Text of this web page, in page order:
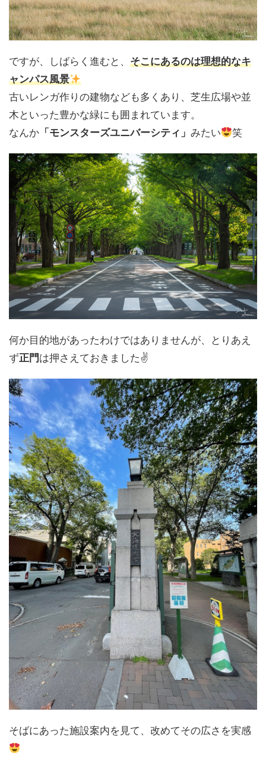
ですが、しばらく進むと、 そこにあるのは理想的なキ
ャンパス風景
古いレンガ作りの建物なども多くあり、芝生広場や並
木といった豊かな緑にも囲まれています。
なんか 「モンスターズユニバーシティ」 みたい 笑
何か目的地があったわけではありませんが、とりあえ
ず正門は押さえておきました✌️
そばにあった施設案内を見て、改めてその広さを実感